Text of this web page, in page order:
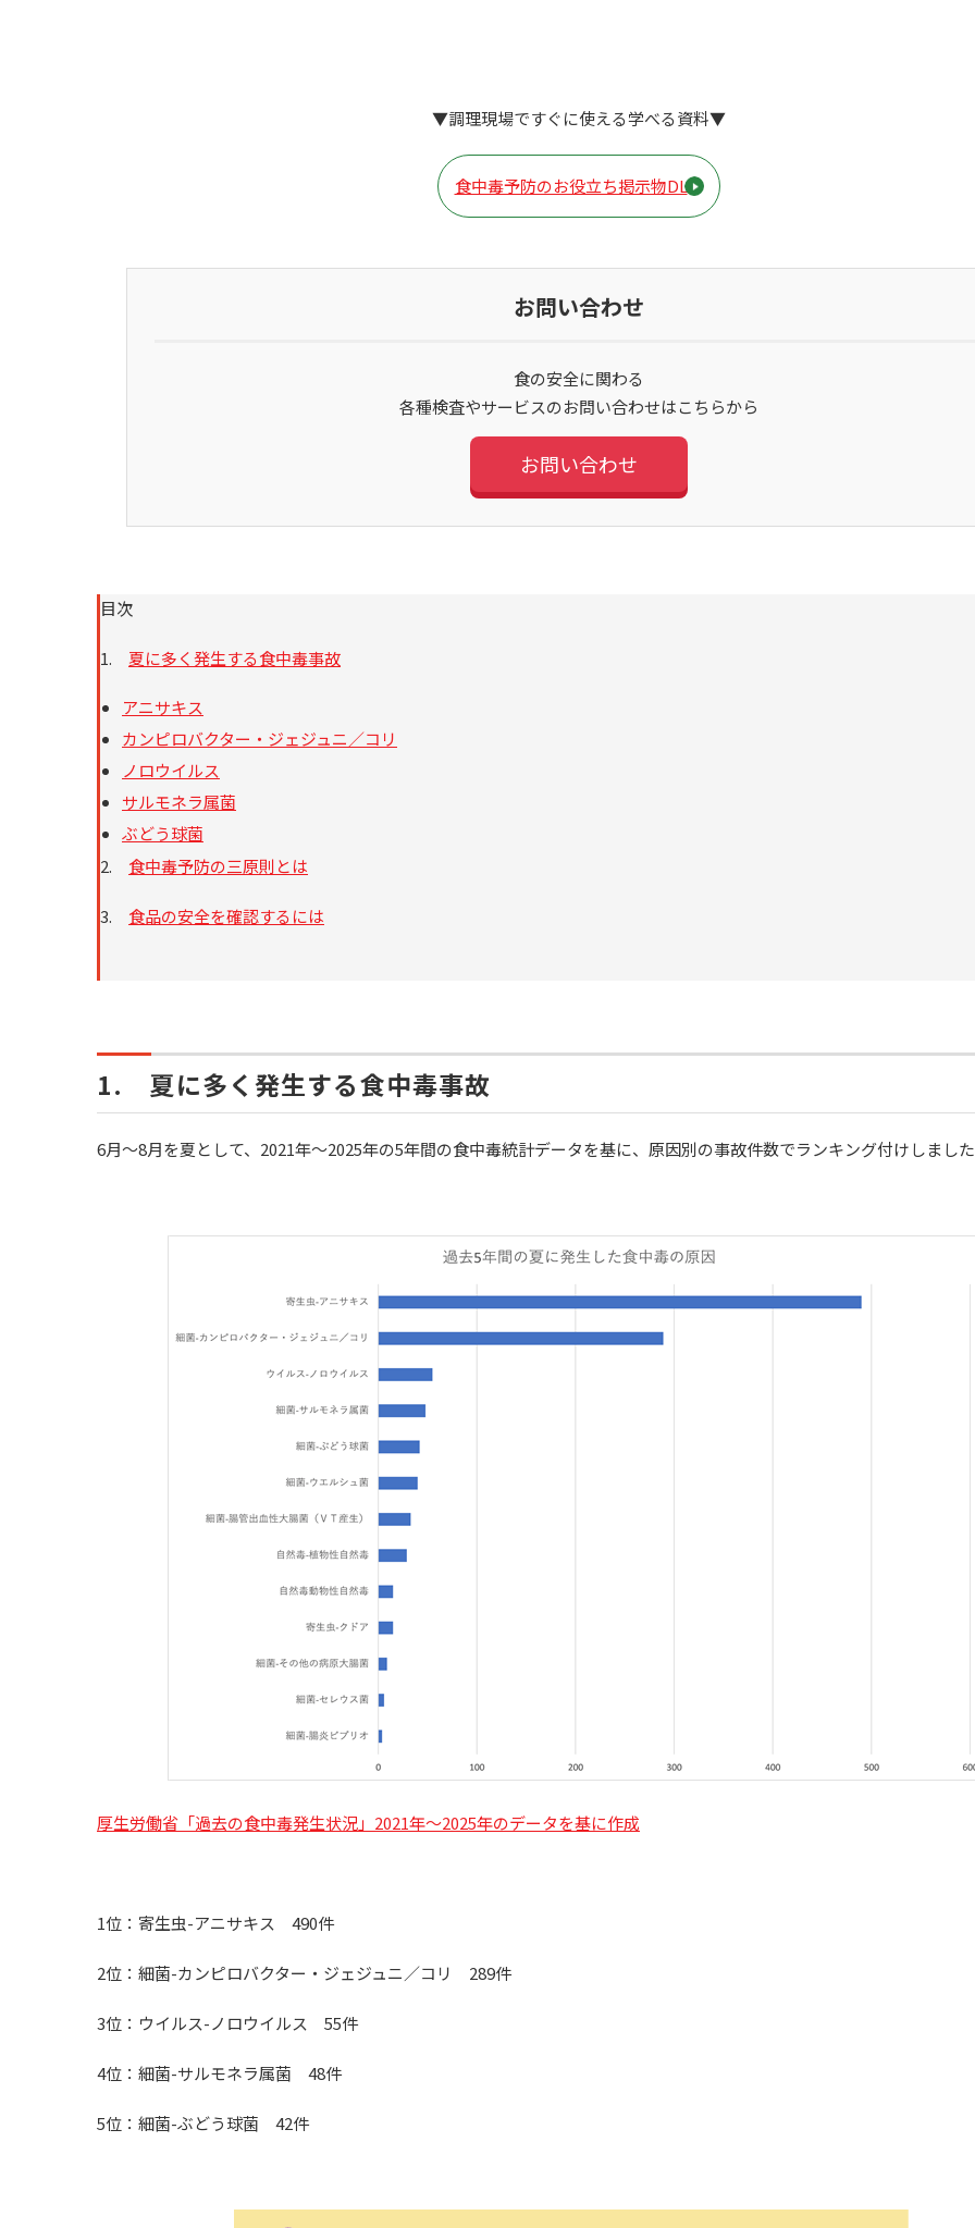
▼調理現場ですぐに使える学べる資料▼
食中毒予防のお役立ち掲示物DL
お問い合わせ
食の安全に関わる
各種検査やサービスのお問い合わせはこちらから
お問い合わせ
目次
1. 夏に多く発生する食中毒事故
アニサキス
カンピロバクター・ジェジュニ／コリ
ノロウイルス
サルモネラ属菌
ぶどう球菌
2. 食中毒予防の三原則とは
3. 食品の安全を確認するには
1. 夏に多く発生する食中毒事故
6月～8月を夏として、2021年～2025年の5年間の食中毒統計データを基に、原因別の事故件数でランキング付けしまし
厚生労働省「過去の食中毒発生状況」2021年～2025年のデータを基に作成
1位：寄生虫-アニサキス 490件
2位：細菌-カンピロバクター・ジェジュニ／コリ 289件
3位：ウイルス-ノロウイルス 55件
4位：細菌-サルモネラ属菌 48件
5位：細菌-ぶどう球菌 42件